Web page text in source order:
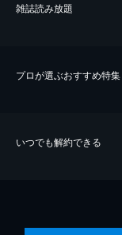
雑誌読み放題
プロが選ぶおすすめ特集
いつでも解約できる